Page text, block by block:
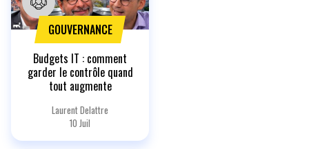
GOUVERNANCE
Budgets IT : comment
garder le contrôle quand
tout augmente
Laurent Delattre
10 Juil